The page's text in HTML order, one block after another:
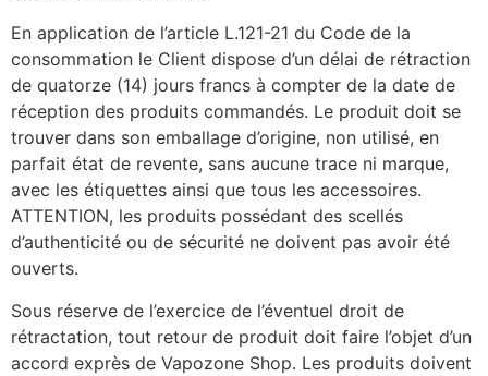
En application de l’article L.121-21 du Code de la
consommation le Client dispose d’un délai de rétraction
de quatorze (14) jours francs à compter de la date de
réception des produits commandés. Le produit doit se
trouver dans son emballage d’origine, non utilisé, en
parfait état de revente, sans aucune trace ni marque,
avec les étiquettes ainsi que tous les accessoires.
ATTENTION, les produits possédant des scellés
d’authenticité ou de sécurité ne doivent pas avoir été
ouverts.
Sous réserve de l’exercice de l’éventuel droit de
rétractation, tout retour de produit doit faire l’objet d’un
accord exprès de Vapozone Shop. Les produits doivent